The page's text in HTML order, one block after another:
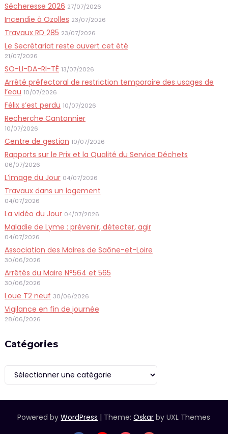
Sécheresse 2026 27/07/2026
Incendie à Ozolles 23/07/2026
Travaux RD 285 23/07/2026
Le Secrétariat reste ouvert cet été
21/07/2026
SO-LI-DA-RI-TÉ 13/07/2026
Arrêté préfectoral de restriction temporaire des usages de
l’eau 10/07/2026
Félix s’est perdu 10/07/2026
Recherche Cantonnier
10/07/2026
Centre de gestion 10/07/2026
Rapports sur le Prix et la Qualité du Service Déchets
06/07/2026
L’image du Jour 04/07/2026
Travaux dans un logement
04/07/2026
La vidéo du Jour 04/07/2026
Maladie de Lyme : prévenir, détecter, agir
04/07/2026
Association des Maires de Saône-et-Loire
30/06/2026
Arrêtés du Maire N°564 et 565
30/06/2026
Loue T2 neuf 30/06/2026
Vigilance en fin de journée
28/06/2026
Catégories
Catégories
Powered byWordPress | Theme:Oskar by UXL Themes